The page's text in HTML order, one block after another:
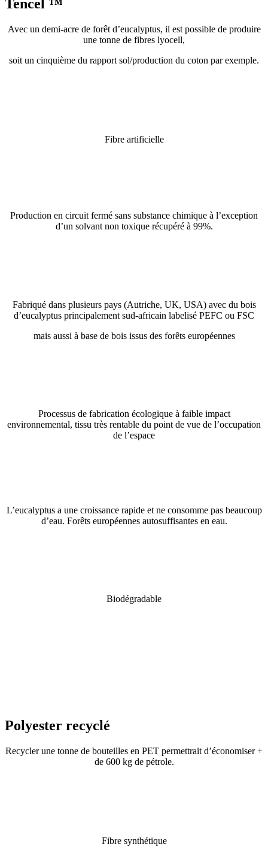
Tencel ™
Avec un demi-acre de forêt d’eucalyptus, il est possible de produire
une tonne de fibres lyocell,
soit un cinquième du rapport sol/production du coton par exemple.
Fibre artificielle
Production en circuit fermé sans substance chimique à l’exception
d’un solvant non toxique récupéré à 99%.
Fabriqué dans plusieurs pays (Autriche, UK, USA) avec du bois
d’eucalyptus principalement sud-africain labelisé PEFC ou FSC
mais aussi à base de bois issus des forêts européennes
Processus de fabrication écologique à faible impact
environnemental, tissu très rentable du point de vue de l’occupation
de l’espace
L’eucalyptus a une croissance rapide et ne consomme pas beaucoup
d’eau. Forêts européennes autosuffisantes en eau.
Biodégradable
Polyester recyclé
Recycler une tonne de bouteilles en PET permettrait d’économiser +
de 600 kg de pétrole.
Fibre synthétique